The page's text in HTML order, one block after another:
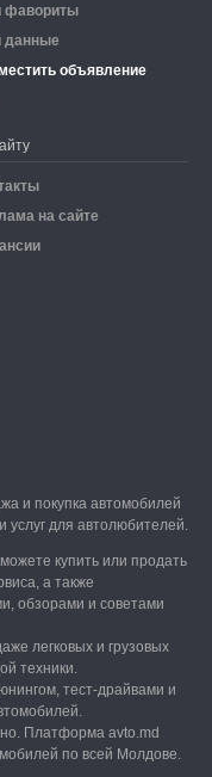
фавориты
данные
объявление
на сайте
и покупка автомобилей
услуг для автолюбителей.
купить или продать
а также
обзорами и советами
легковых и грузовых
техники.
тест-драйвами и
Платформа avto.md
по всей Молдове.